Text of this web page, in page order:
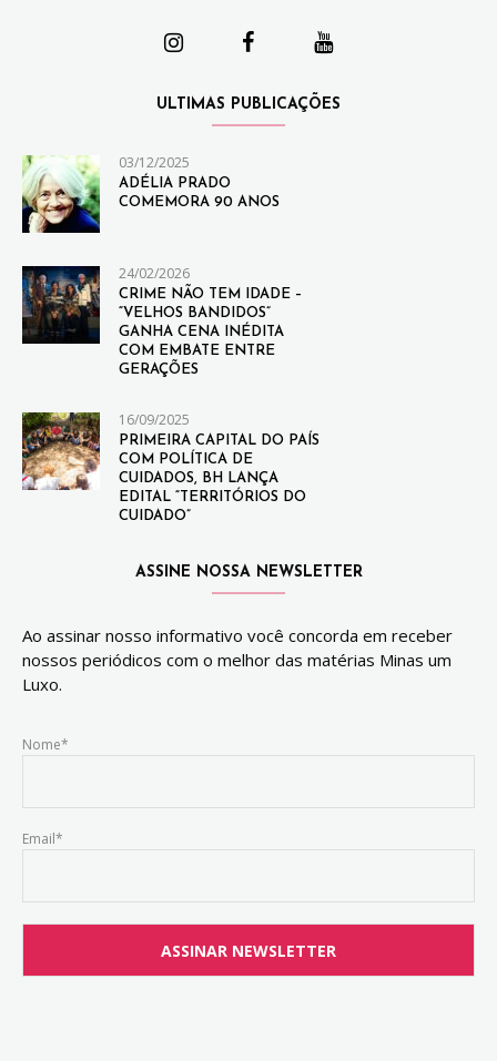
ULTIMAS PUBLICAÇÕES
03/12/2025
ADÉLIA PRADO
COMEMORA 90 ANOS
24/02/2026
CRIME NÃO TEM IDADE –
“VELHOS BANDIDOS”
GANHA CENA INÉDITA
COM EMBATE ENTRE
GERAÇÕES
16/09/2025
PRIMEIRA CAPITAL DO PAÍS
COM POLÍTICA DE
CUIDADOS, BH LANÇA
EDITAL “TERRITÓRIOS DO
CUIDADO”
ASSINE NOSSA NEWSLETTER
Ao assinar nosso informativo você concorda em receber
nossos periódicos com o melhor das matérias Minas um
Luxo.
Nome*
Email*